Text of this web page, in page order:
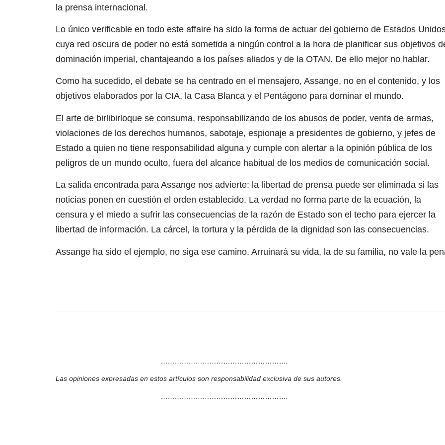
la prensa internacional.
Lo único verificable en todo este affaire ha sido la forma de actuar del gobierno de Estados
cuya red oscura de poder no está sometida a ningún control a la hora de planificar sus objetivos
dominación imperial, chantajeando a los países aliados y de la OTAN. De ello mejor no hablar.
Como ha sucedido, el debate se ha centrado en el mensajero, Assange, no en el contenido, y los
objetivos elaborados por la CIA, la Casa Blanca y el Pentágono para dominar el mundo.
El arte de birlibirloque se consuma, responsabilizando de los abusos de poder, venta de armas,
violaciones de los derechos humanos, sabotaje, espionaje a presidentes de gobierno, y jefes de
Estado a quien no tiene responsabilidad alguna y cumple con alertar a la opinión pública de los
peligros de un mundo oculto, fuera del alcance habitual de los medios de comunicación social.
La salida encontrada para Assange nos advierte: la libertad de prensa puede ser eliminada si las
noticias ponen en cuestión el orden establecido. La verdad no forma parte de la ecuación, la
censura y el miedo a sufrir las consecuencias de la razón de Estado son el techo para ejercer la
libertad de información. La cárcel, la tortura y la pérdida de la dignidad son las consecuencias.
Assange ha sido el ejemplo, no siga ese camino. Arruinará su vida, la de su familia, no vale la
……………………………………………….
Las opiniones expresadas en estos artículos son responsabilidad exclusiva de sus autores.
……………………………………………….